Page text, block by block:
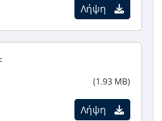
Λήψη
(1.93 MB)
Λήψη